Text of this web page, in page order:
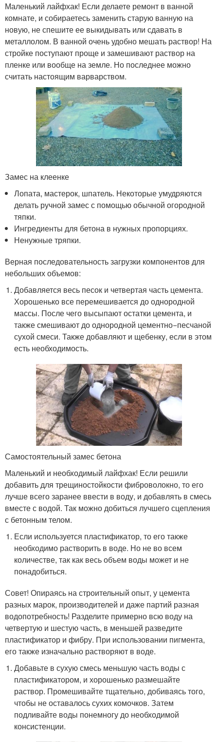
Маленький лайфхак! Если делаете ремонт в ванной
комнате, и собираетесь заменить старую ванную на
новую, не спешите ее выкидывать или сдавать в
металлолом. В ванной очень удобно мешать раствор! На
стройке поступают проще и замешивают раствор на
пленке или вообще на земле. Но последнее можно
считать настоящим варварством.
Замес на клеенке
Лопата, мастерок, шпатель. Некоторые умудряются
делать ручной замес с помощью обычной огородной
тяпки.
Ингредиенты для бетона в нужных пропорциях.
Ненужные тряпки.
Верная последовательность загрузки компонентов для
небольших объемов:
Добавляется весь песок и четвертая часть цемента.
Хорошенько все перемешивается до однородной
массы. После чего высыпают остатки цемента, и
также смешивают до однородной цементно−песчаной
сухой смеси. Также добавляют и щебенку, если в этом
есть необходимость.
Самостоятельный замес бетона
Маленький и необходимый лайфхак! Если решили
добавить для трещиностойкости фиброволокно, то его
лучше всего заранее ввести в воду, и добавлять в смесь
вместе с водой. Так можно добиться лучшего сцепления
с бетонным телом.
Если используется пластификатор, то его также
необходимо растворить в воде. Но не во всем
количестве, так как весь объем воды может и не
понадобиться.
Совет! Опираясь на строительный опыт, у цемента
разных марок, производителей и даже партий разная
водопотребность! Разделите примерно всю воду на
четвертую и шестую часть, в меньшей разведите
пластификатор и фибру. При использовании пигмента,
его также изначально растворяют в воде.
Добавьте в сухую смесь меньшую часть воды с
пластификатором, и хорошенько размешайте
раствор. Промешивайте тщательно, добиваясь того,
чтобы не оставалось сухих комочков. Затем
подливайте воды понемногу до необходимой
консистенции.